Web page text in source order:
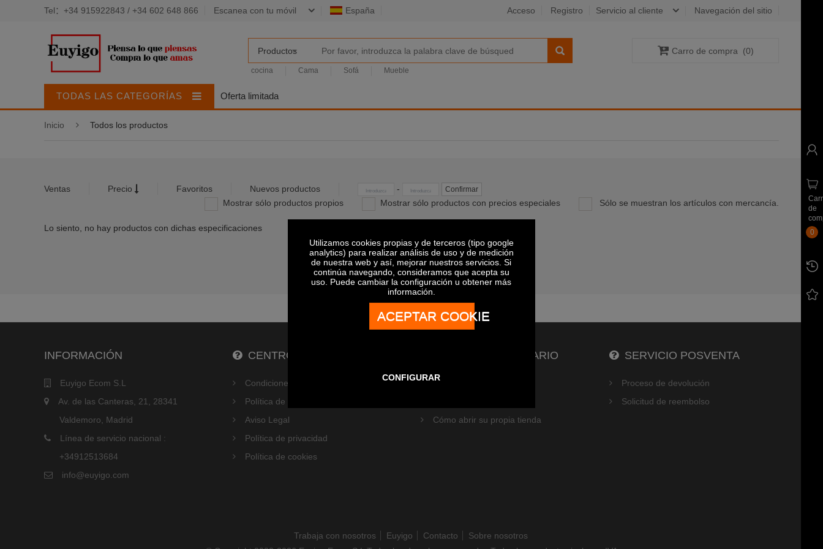
Utilizamos cookies propias y de terceros (tipo google
analytics) para realizar análisis de uso y de medición
de nuestra web y así, mejorar nuestros servicios. Si
continúa navegando, consideramos que acepta su
uso. Puede cambiar la configuración u obtener más
información.
ACEPTAR COOKIE
CONFIGURAR
Tel：+34 915922843 / +34 602 648 866 Escanea con tu móvil España Servicio al cliente Navegación del sitio
Acceso Registro
Productos
cocina Cama Sofá Mueble
Carro de compra (0)
TODAS LAS CATEGORÍAS Oferta limitada
Inicio Todos los productos
Ventas Precio Favoritos Nuevos productos - Confirmar
Mostrar sólo productos propios Mostrar sólo productos con precios especiales Sólo se muestran los artículos con mercancía.
Lo siento, no hay productos con dichas especificaciones
de
0
INFORMACIÓN
Euyigo Ecom S.L
Av. de las Canteras, 21, 28341
Valdemoro, Madrid
Línea de servicio nacional :
+34912513684
info@euyigo.com
CENTRO DE AYUDA
Condiciones generales de compra
Política de privacidad APP EUYIGO
Aviso Legal
Política de privacidad
Política de cookies
PARA EL PROPIETARIO
Modo de envío
Cómo abrir su propia tienda
SERVICIO POSVENTA
Proceso de devolución
Solicitud de reembolso
Trabaja con nosotros Euyigo Contacto
Sobre nosotros